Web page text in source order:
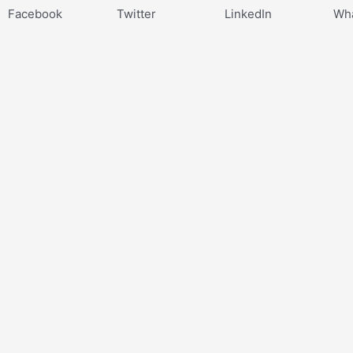
Facebook Twitter LinkedIn